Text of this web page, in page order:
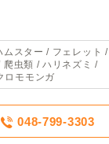
スター / フェレット /
爬虫類 / ハリネズミ /
ロモモンガ
048-799-3303